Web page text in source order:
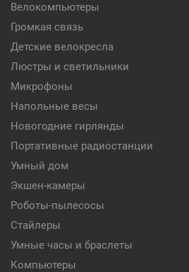
Велокомпьютеры
Громкая связь
Детские велокресла
Люстры и светильники
Микрофоны
Напольные весы
Новогодние гирлянды
Портативные радиостанции
Умный дом
Экшен-камеры
Роботы-пылесосы
Стайлеры
Умные часы и браслеты
Компьютеры